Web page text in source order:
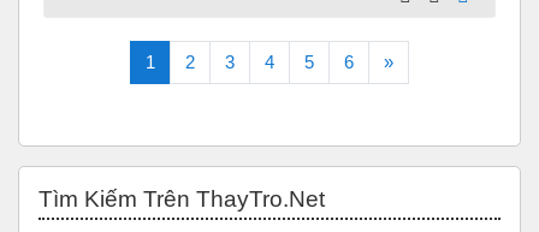
1 (current)
2 3 4 5 6 »Tiếp theo
Tìm Kiếm Trên ThayTro.Net